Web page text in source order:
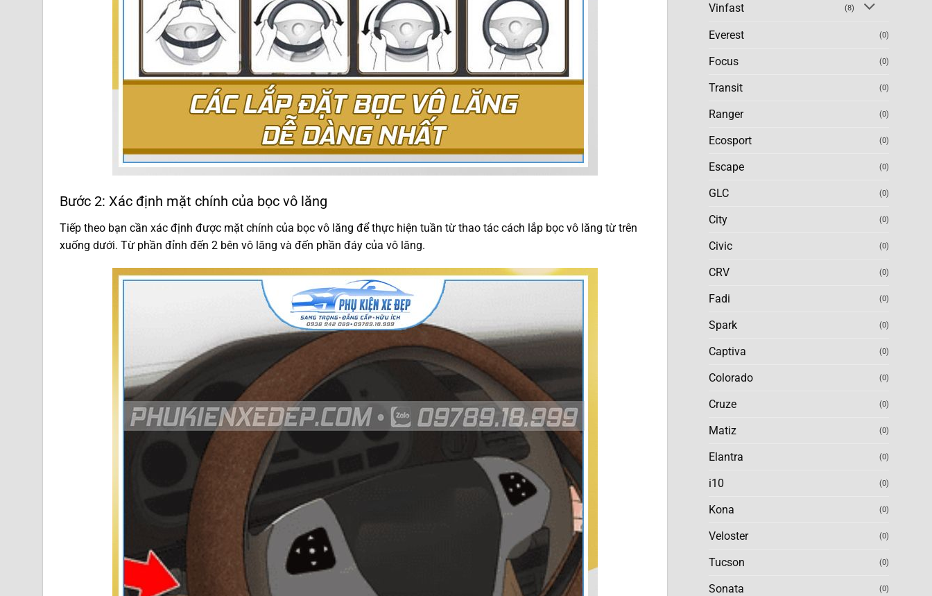
Bước 2: Xác định mặt chính của bọc vô lăng
Tiếp theo bạn cần xác định được mặt chính của bọc vô lăng để thực hiện tuần từ thao tác cách lắp bọc vô lăng từ trên
xuống dưới. Từ phần đỉnh đến 2 bên vô lăng và đến phần đáy của vô lăng.
Vinfast (8)
Everest (0)
Focus (0)
Transit (0)
Ranger (0)
Ecosport (0)
Escape (0)
GLC (0)
City (0)
Civic (0)
CRV (0)
Fadi (0)
Spark (0)
Captiva (0)
Colorado (0)
Cruze (0)
Matiz (0)
Elantra (0)
i10 (0)
Kona (0)
Veloster (0)
Tucson (0)
Sonata (0)